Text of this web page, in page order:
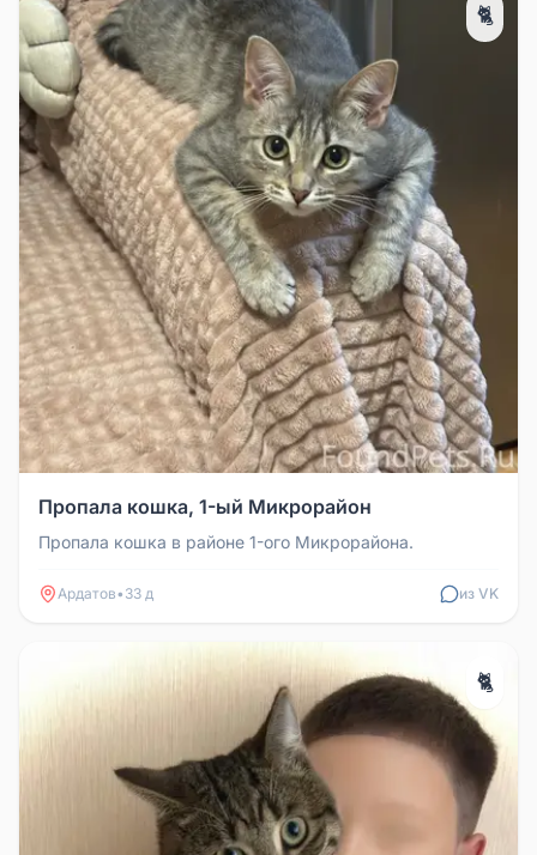
🐈
Пропала кошка, 1-ый Микрорайон
Пропала кошка в районе 1-ого Микрорайона.
Ардатов• 33 д из VK
🐈